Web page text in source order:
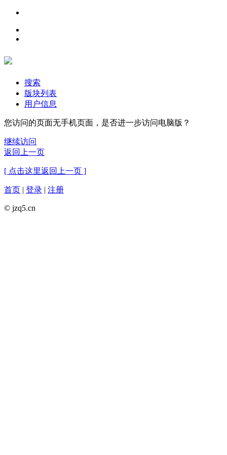
搜索
版块列表
用户信息
您访问的页面无手机页面，是否进一步访问电脑版？
继续访问
返回上一页
[ 点击这里返回上一页 ]
首页 | 登录 | 注册
© jzq5.cn